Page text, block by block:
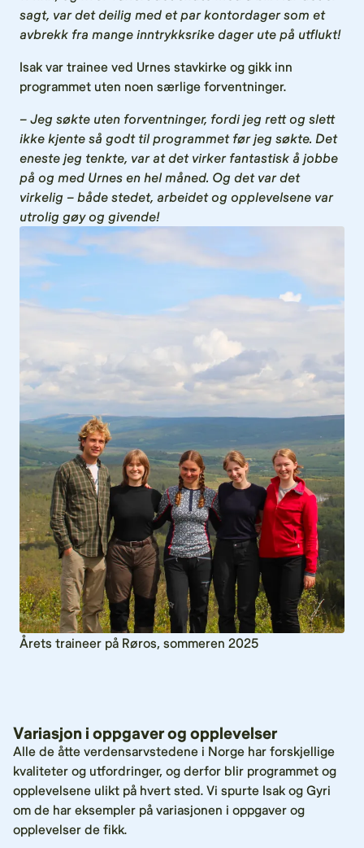
sagt, var det deilig med et par kontordager som et
avbrekk fra mange inntrykksrike dager ute på utflukt!
Isak var trainee ved Urnes stavkirke og gikk inn
programmet uten noen særlige forventninger.
– Jeg søkte uten forventninger, fordi jeg rett og slett
ikke kjente så godt til programmet før jeg søkte. Det
eneste jeg tenkte, var at det virker fantastisk å jobbe
på og med Urnes en hel måned. Og det var det
virkelig – både stedet, arbeidet og opplevelsene var
utrolig gøy og givende!
Årets traineer på Røros, sommeren 2025
Variasjon i oppgaver og opplevelser
Alle de åtte verdensarvstedene i Norge har forskjellige
kvaliteter og utfordringer, og derfor blir programmet og
opplevelsene ulikt på hvert sted. Vi spurte Isak og Gyri
om de har eksempler på variasjonen i oppgaver og
opplevelser de fikk.